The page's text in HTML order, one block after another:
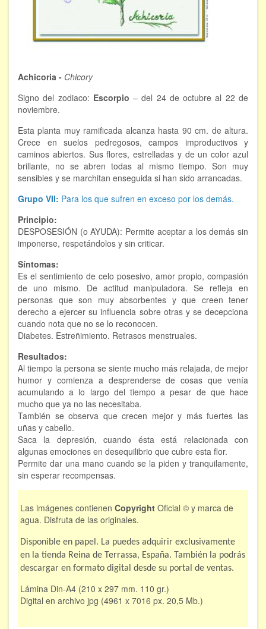
Bioenergía Cuántica Evolutiva
Limpieza de las energías - - Próximamente TALLER
PRÁCTICO
NOTICIAS Y ENTREVISTAS
TERAPIAS
Aura y energías. Limpieza
Sincroinducción. Entrenamiento mental
Hipnosis clínica
Hipnosis regresiva
Bioenergía. Sanación energética
Relajación y autoprotección
DESCARGAS
Achicoria - Chicory
Signo del zodiaco: Escorpio– del 24 de octubre al 22 de
noviembre.
Esta planta muy ramificada alcanza hasta 90 cm. de altura.
Crece en suelos pedregosos, campos improductivos y
caminos abiertos. Sus flores, estrelladas y de un color azul
brillante, no se abren todas al mismo tiempo. Son muy
sensibles y se marchitan enseguida si han sido arrancadas.
Grupo VII: Para los que sufren en exceso por los demás.
Principio:
DESPOSESIÓN (o AYUDA): Permite aceptar a los demás sin
imponerse, respetándolos y sin criticar.
Síntomas:
Es el sentimiento de celo posesivo, amor propio, compasión
de uno mismo. De actitud manipuladora. Se refleja en
personas que son muy absorbentes y que creen tener
derecho a ejercer su influencia sobre otras y se decepciona
cuando nota que no se lo reconocen.
Diabetes. Estreñimiento. Retrasos menstruales.
Resultados:
Al tiempo la persona se siente mucho más relajada, de mejor
humor y comienza a desprenderse de cosas que venía
acumulando a lo largo del tiempo a pesar de que hace
mucho que ya no las necesitaba.
También se observa que crecen mejor y más fuertes las
uñas y cabello.
Saca la depresión, cuando ésta está relacionada con
algunas emociones en desequilibrio que cubre esta flor.
Permite dar una mano cuando se la piden y tranquilamente,
sin esperar recompensas.
Las imágenes contienen Copyright Oficial © y marca de
agua. Disfruta de las originales.
Disponible en papel. La puedes adquirir exclusivamente
en la tienda Reina de Terrassa, España. También la podrás
descargar en formato digital desde su portal de ventas.
Lámina Din-A4 (210 x 297 mm. 110 gr.)
Digital en archivo jpg (4961 x 7016 px. 20,5 Mb.)